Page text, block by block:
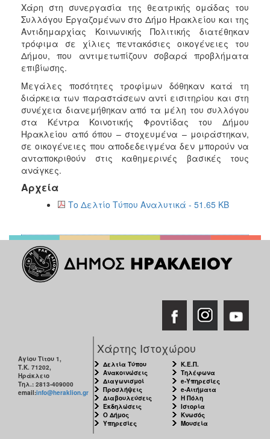
Παιδιών
(Κ.Δ.Α.Π.)
Κέντρα
Ημερήσιας
Φροντίδας
Ηλικιωμένων
(Κ.Η.Φ.Η.)
Κ.Δ.Α.Π.Α.μεΑ.
Αδειοδότηση
&
Έλεγχος
Βρεφονηπιακών
Σταθμών
Δημοτικό
Ιατρείο
Φιλοξενίας
Γυναικών
Κέντρο
Κοινότητας
Παντοπωλείο
Ισότητα
των
Φύλων
Υγεία
Χάρη στη συνεργασία της θεατρικής ομάδας του
Συλλόγου Εργαζομένων στο Δήμο Ηρακλείου και της
Αντιδημαρχίας Κοινωνικής Πολιτικής διατέθηκαν
τρόφιμα σε χίλιες πεντακόσιες οικογένειες του
Δήμου, που αντιμετωπίζουν σοβαρά προβλήματα
επιβίωσης.
Μεγάλες ποσότητες τροφίμων δόθηκαν κατά τη
διάρκεια των παραστάσεων αντί εισιτηρίου και στη
συνέχεια διανεμήθηκαν από τα μέλη του συλλόγου
στα Κέντρα Κοινοτικής Φροντίδας του Δήμου
Ηρακλείου από όπου – στοχευμένα – μοιράστηκαν,
σε οικογένειες που αποδεδειγμένα δεν μπορούν να
ανταποκριθούν στις καθημερινές βασικές τους
ανάγκες.
Αρχεία
Το Δελτίο Τύπου Αναλυτικά - 51.65 KB
Αγίου Τίτου 1,
Τ.Κ. 71202,
Ηράκλειο
Τηλ.: 2813-409000
email:info@heraklion.gr
Χάρτης Ιστοχώρου
Δελτία Τύπου
Ανακοινώσεις
Διαγωνισμοί
Προσλήψεις
Διαβουλεύσεις
Εκδηλώσεις
Ο Δήμος
Υπηρεσίες
Κ.Ε.Π.
Τηλέφωνα
e-Υπηρεσίες
e-Αιτήματα
Η Πόλη
Ιστορία
Κνωσός
Μουσεία